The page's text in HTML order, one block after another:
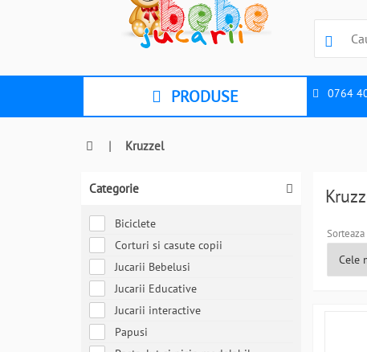
PRODUSE 0764
| Kruzzel
Categorie
Biciclete
Corturi si casute copii
Jucarii Bebelusi
Jucarii Educative
Jucarii interactive
Papusi